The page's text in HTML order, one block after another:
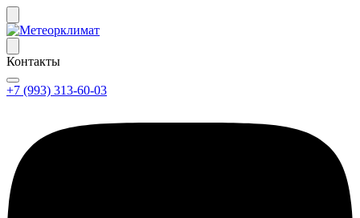
Контакты
+7 (993) 313-60-03